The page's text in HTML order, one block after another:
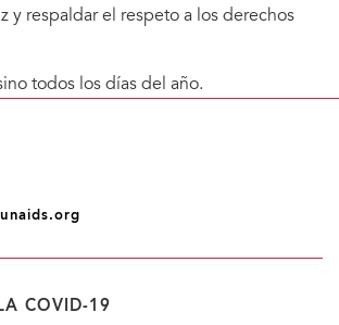
y respaldar el respeto a los derechos
todos los días del año.
COVID-19